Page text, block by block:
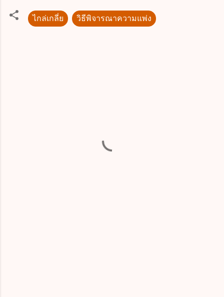
ไกล่เกลี่ย วิธีพิจารณาความแพ่ง